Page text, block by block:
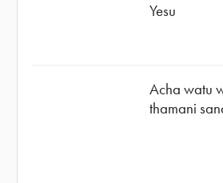
Yesu
Acha watu
thamani